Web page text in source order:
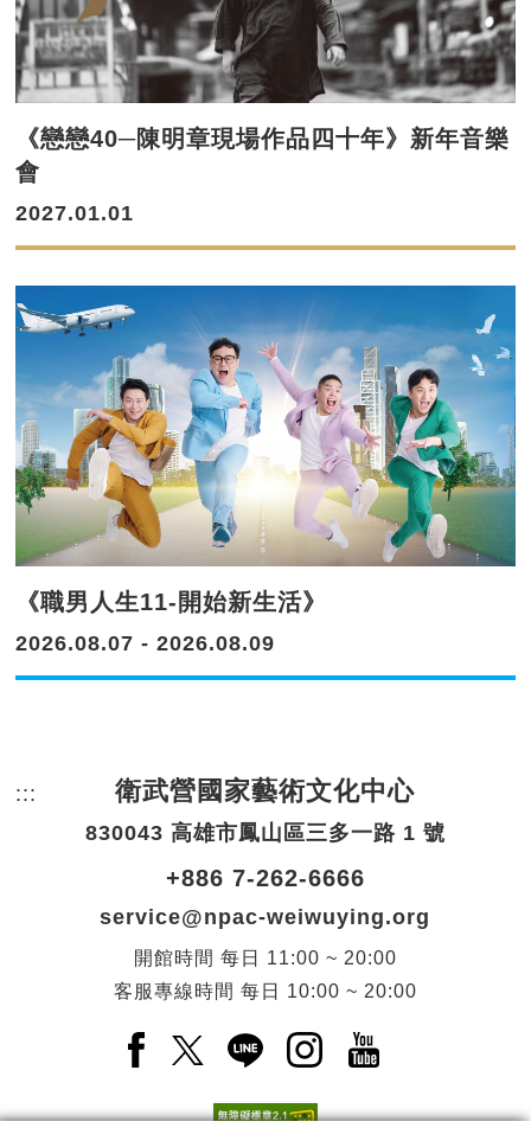
《戀戀40─陳明章現場作品四十年》新年音樂
會
2027.01.01
《職男人生11-開始新生活》
2026.08.07 - 2026.08.09
::: 頁尾網站資訊。
衛武營國家藝術文化中心
830043 高雄市鳳山區三多一路 1 號
+886 7-262-6666
service@npac-weiwuying.org
開館時間 每日
11:00 ~ 20:00
客服專線時間 每日 10:00 ~ 20:00
Facebook(另開新視窗)
X(另開新視窗)
LINE(另開新視窗)
Instagram(另開新視
YouTube(另開